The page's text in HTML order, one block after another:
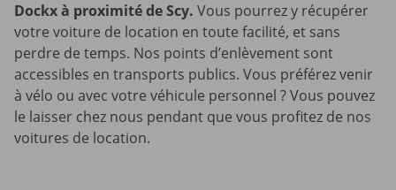
Dockx à proximité de Scy. Vous pourrez y récupérer
votre voiture de location en toute facilité, et sans
perdre de temps. Nos points d’enlèvement sont
accessibles en transports publics. Vous préférez venir
à vélo ou avec votre véhicule personnel ? Vous pouvez
le laisser chez nous pendant que vous profitez de nos
voitures de location.